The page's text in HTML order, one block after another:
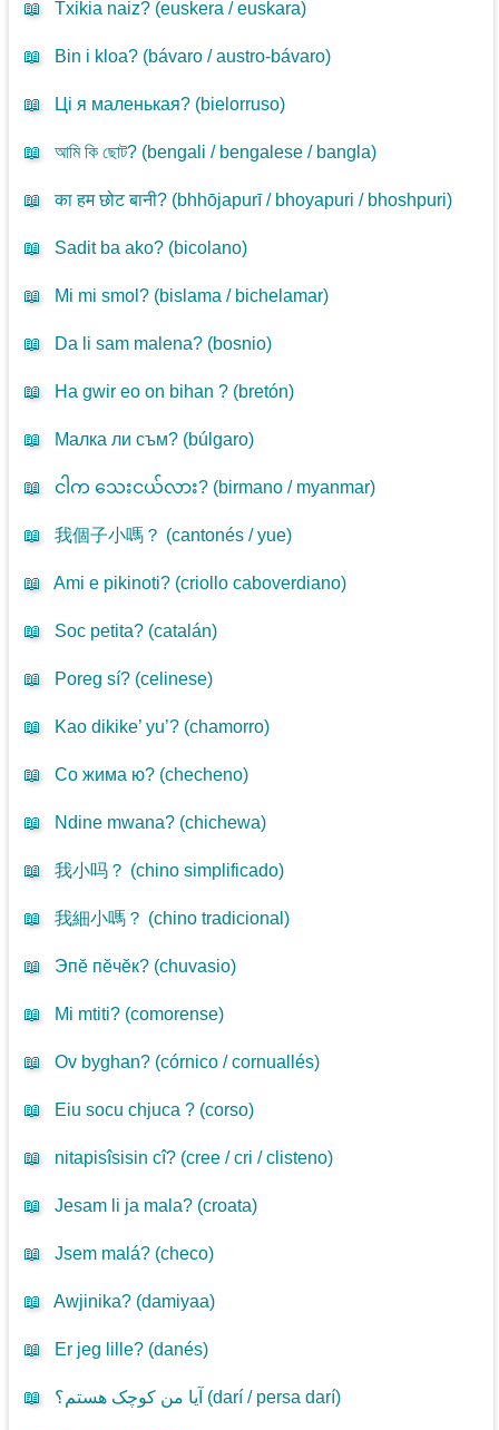
📖 Txikia naiz? (euskera / euskara)
📖 Bin i kloa? (bávaro / austro-bávaro)
📖 Ці я маленькая? (bielorruso)
📖 আমি কি ছোট? (bengali / bengalese / bangla)
📖 का हम छोट बानी? (bhhōjapurī / bhoyapuri / bhoshpuri)
📖 Sadit ba ako? (bicolano)
📖 Mi mi smol? (bislama / bichelamar)
📖 Da li sam malena? (bosnio)
📖 Ha gwir eo on bihan ? (bretón)
📖 Малка ли съм? (búlgaro)
📖 ငါက သေးငယ်လား? (birmano / myanmar)
📖 我個子小嗎？ (cantonés / yue)
📖 Ami e pikinoti? (criollo caboverdiano)
📖 Soc petita? (catalán)
📖 Poreg sí? (celinese)
📖 Kao dikike’ yu’? (chamorro)
📖 Со жима ю? (checheno)
📖 Ndine mwana? (chichewa)
📖 我小吗？ (chino simplificado)
📖 我細小嗎？ (chino tradicional)
📖 Эпӗ пӗчӗк? (chuvasio)
📖 Mi mtiti? (comorense)
📖 Ov byghan? (córnico / cornuallés)
📖 Eiu socu chjuca ? (corso)
📖 nitapisîsisin cî? (cree / cri / clisteno)
📖 Jesam li ja mala? (croata)
📖 Jsem malá? (checo)
📖 Awjinika? (damiyaa)
📖 Er jeg lille? (danés)
📖 آیا من کوچک هستم؟ (darí / persa darí)